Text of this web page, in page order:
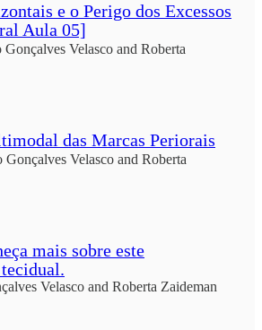
e o Perigo dos Excessos
Aula 05]
Gonçalves Velasco and Roberta
das Marcas Periorais
Gonçalves Velasco and Roberta
mais sobre este
Velasco and Roberta Zaideman